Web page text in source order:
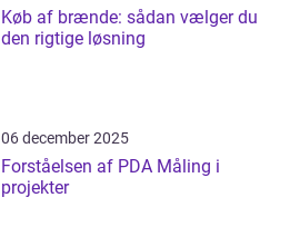
Køb af brænde: sådan vælger du
den rigtige løsning
06 december 2025
Forståelsen af PDA Måling i
projekter